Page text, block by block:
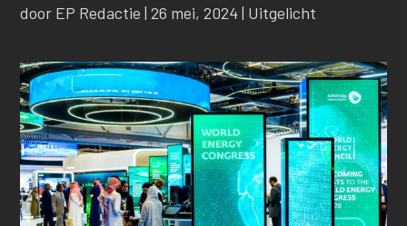
door EP Redactie |26 mei, 2024| Uitgelicht